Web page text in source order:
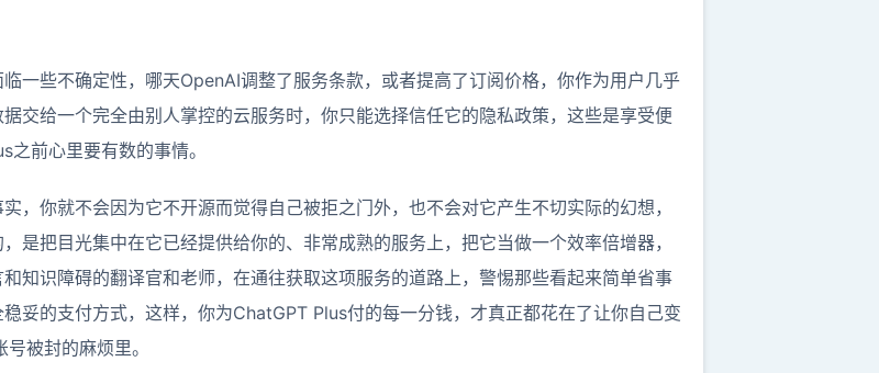
一些不确定性，哪天OpenAI调整了服务条款，或者提高了订阅价格，你作为用户几乎
交给一个完全由别人掌控的云服务时，你只能选择信任它的隐私政策，这些是享受便
前心里要有数的事情。
，你就不会因为它不开源而觉得自己被拒之门外，也不会对它产生不切实际的幻想，
是把目光集中在它已经提供给你的、非常成熟的服务上，把它当做一个效率倍增器，
知识障碍的翻译官和老师，在通往获取这项服务的道路上，警惕那些看起来简单省事
妥的支付方式，这样，你为ChatGPT Plus付的每一分钱，才真正都花在了让你自己变
被封的麻烦里。